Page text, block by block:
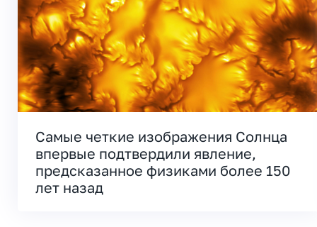
Самые четкие изображения Солнца
впервые подтвердили явление,
предсказанное физиками более 150
лет назад